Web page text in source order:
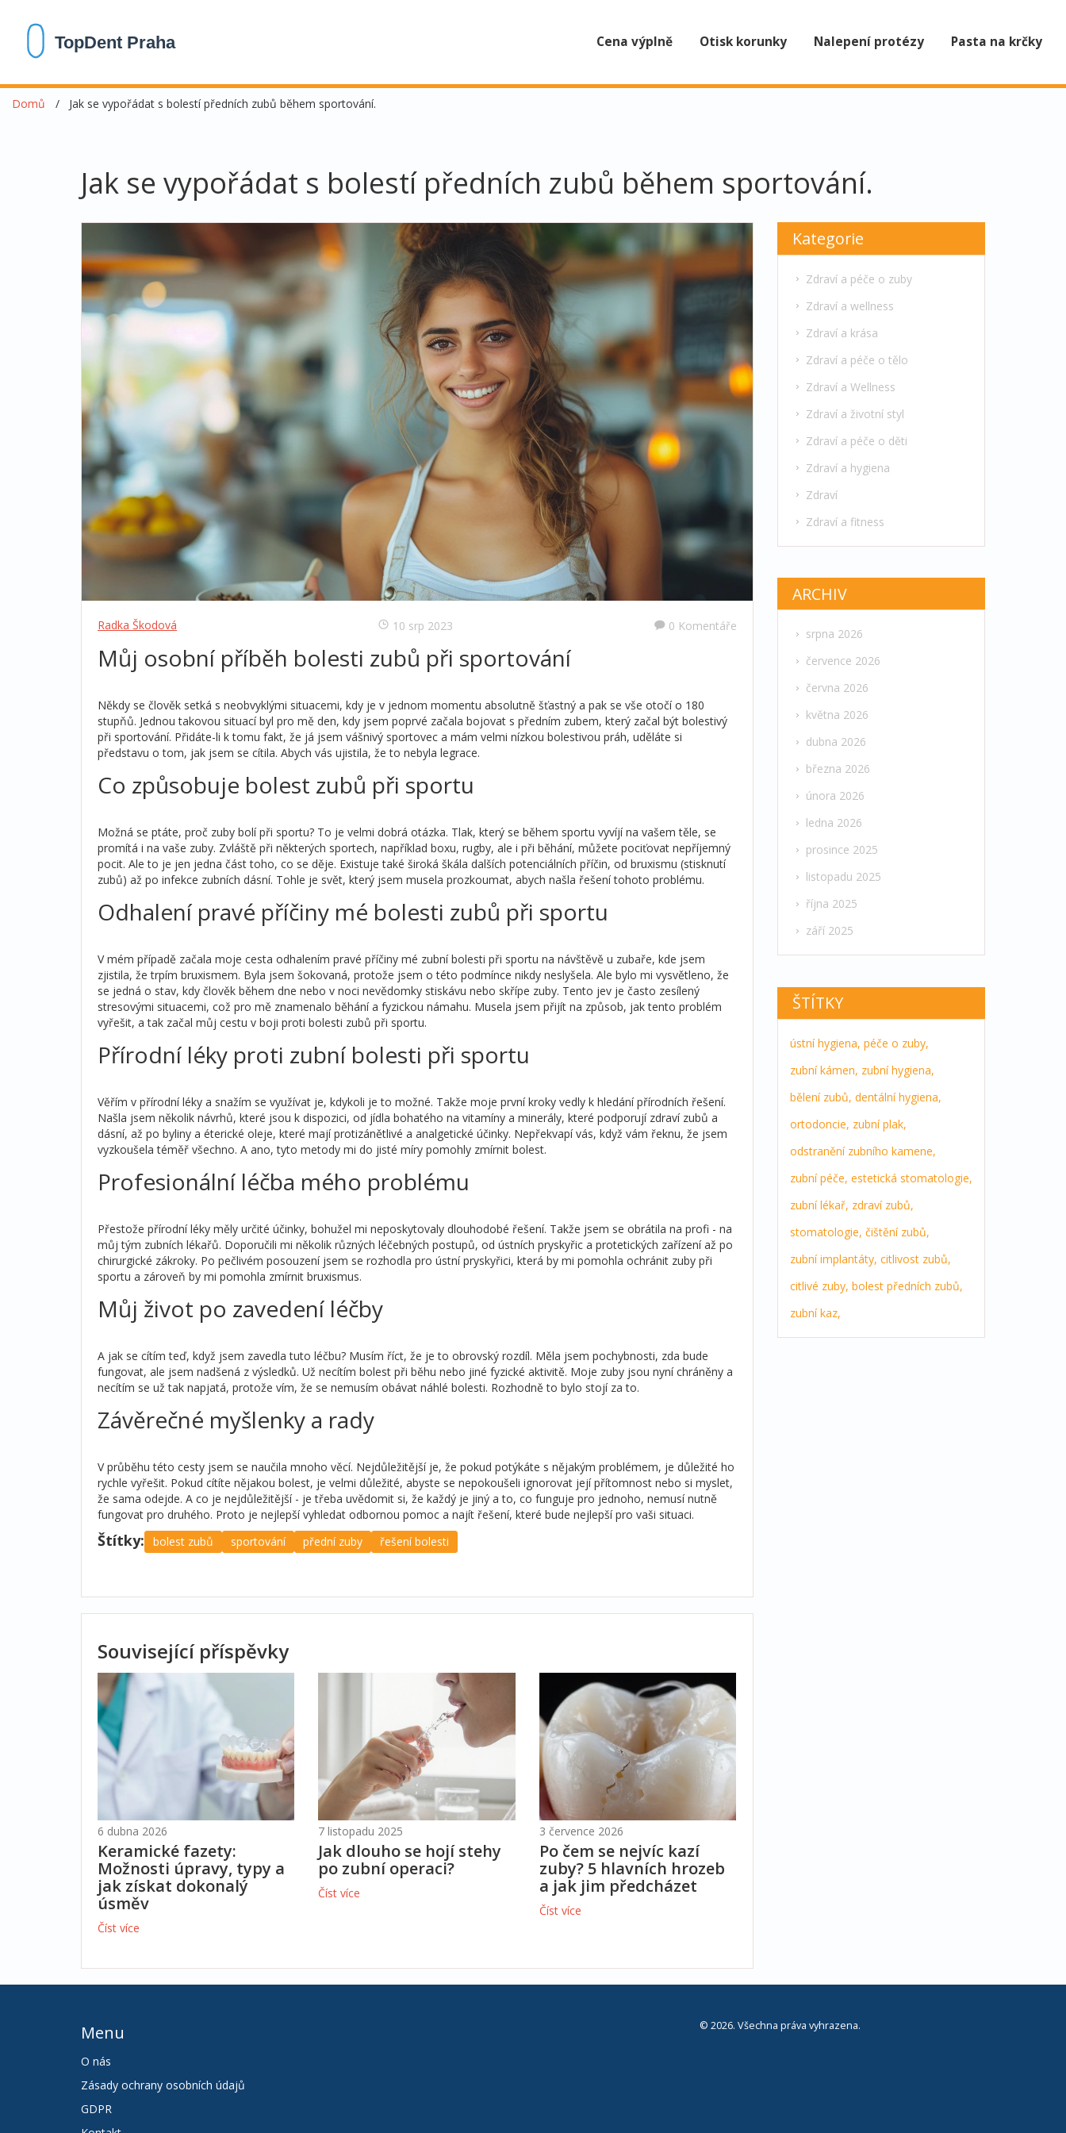
Cena výplně Otisk korunky Nalepení protézy Pasta na krčky
Domů Jak se vypořádat s bolestí předních zubů během sportování.
Jak se vypořádat s bolestí předních zubů během sportování.
Radka Škodová 10 srp 2023 0 Komentáře
Můj osobní příběh bolesti zubů při sportování
Někdy se člověk setká s neobvyklými situacemi, kdy je v jednom momentu absolutně šťastný a pak se vše otočí o 180
stupňů. Jednou takovou situací byl pro mě den, kdy jsem poprvé začala bojovat s předním zubem, který začal být bolestivý
při sportování. Přidáte-li k tomu fakt, že já jsem vášnivý sportovec a mám velmi nízkou bolestivou práh, uděláte si
představu o tom, jak jsem se cítila. Abych vás ujistila, že to nebyla legrace.
Co způsobuje bolest zubů při sportu
Možná se ptáte, proč zuby bolí při sportu? To je velmi dobrá otázka. Tlak, který se během sportu vyvíjí na vašem těle, se
promítá i na vaše zuby. Zvláště při některých sportech, například boxu, rugby, ale i při běhání, můžete pociťovat nepříjemný
pocit. Ale to je jen jedna část toho, co se děje. Existuje také široká škála dalších potenciálních příčin, od bruxismu (stisknutí
zubů) až po infekce zubních dásní. Tohle je svět, který jsem musela prozkoumat, abych našla řešení tohoto problému.
Odhalení pravé příčiny mé bolesti zubů při sportu
V mém případě začala moje cesta odhalením pravé příčiny mé zubní bolesti při sportu na návštěvě u zubaře, kde jsem
zjistila, že trpím bruxismem. Byla jsem šokovaná, protože jsem o této podmínce nikdy neslyšela. Ale bylo mi vysvětleno, že
se jedná o stav, kdy člověk během dne nebo v noci nevědomky stiskávu nebo skřípe zuby. Tento jev je často zesílený
stresovými situacemi, což pro mě znamenalo běhání a fyzickou námahu. Musela jsem přijít na způsob, jak tento problém
vyřešit, a tak začal můj cestu v boji proti bolesti zubů při sportu.
Přírodní léky proti zubní bolesti při sportu
Věřím v přírodní léky a snažím se využívat je, kdykoli je to možné. Takže moje první kroky vedly k hledání přírodních řešení.
Našla jsem několik návrhů, které jsou k dispozici, od jídla bohatého na vitamíny a minerály, které podporují zdraví zubů a
dásní, až po byliny a éterické oleje, které mají protizánětlivé a analgetické účinky. Nepřekvapí vás, když vám řeknu, že jsem
vyzkoušela téměř všechno. A ano, tyto metody mi do jisté míry pomohly zmírnit bolest.
Profesionální léčba mého problému
Přestože přírodní léky měly určité účinky, bohužel mi neposkytovaly dlouhodobé řešení. Takže jsem se obrátila na profi - na
můj tým zubních lékařů. Doporučili mi několik různých léčebných postupů, od ústních pryskyřic a protetických zařízení až po
chirurgické zákroky. Po pečlivém posouzení jsem se rozhodla pro ústní pryskyřici, která by mi pomohla ochránit zuby při
sportu a zároveň by mi pomohla zmírnit bruxismus.
Můj život po zavedení léčby
A jak se cítím teď, když jsem zavedla tuto léčbu? Musím říct, že je to obrovský rozdíl. Měla jsem pochybnosti, zda bude
fungovat, ale jsem nadšená z výsledků. Už necítím bolest při běhu nebo jiné fyzické aktivitě. Moje zuby jsou nyní chráněny a
necítím se už tak napjatá, protože vím, že se nemusím obávat náhlé bolesti. Rozhodně to bylo stojí za to.
Závěrečné myšlenky a rady
V průběhu této cesty jsem se naučila mnoho věcí. Nejdůležitější je, že pokud potýkáte s nějakým problémem, je důležité ho
rychle vyřešit. Pokud cítíte nějakou bolest, je velmi důležité, abyste se nepokoušeli ignorovat její přítomnost nebo si myslet,
že sama odejde. A co je nejdůležitější - je třeba uvědomit si, že každý je jiný a to, co funguje pro jednoho, nemusí nutně
fungovat pro druhého. Proto je nejlepší vyhledat odbornou pomoc a najít řešení, které bude nejlepší pro vaši situaci.
Štítky: bolest zubů sportování přední zuby řešení bolesti
Související příspěvky
6 dubna 2026
Keramické fazety:
Možnosti úpravy, typy a
jak získat dokonalý
úsměv
Číst více
7 listopadu 2025
Jak dlouho se hojí stehy
po zubní operaci?
Číst více
3 července 2026
Po čem se nejvíc kazí
zuby? 5 hlavních hrozeb
a jak jim předcházet
Číst více
Kategorie
Zdraví a péče o zuby
Zdraví a wellness
Zdraví a krása
Zdraví a péče o tělo
Zdraví a Wellness
Zdraví a životní styl
Zdraví a péče o děti
Zdraví a hygiena
Zdraví
Zdraví a fitness
ARCHIV
srpna 2026
července 2026
června 2026
května 2026
dubna 2026
března 2026
února 2026
ledna 2026
prosince 2025
listopadu 2025
října 2025
září 2025
ŠTÍTKY
ústní hygiena, péče o zuby,
zubní kámen, zubní hygiena,
bělení zubů, dentální hygiena,
ortodoncie, zubní plak,
odstranění zubního kamene,
zubní péče, estetická stomatologie,
zubní lékař, zdraví zubů,
stomatologie, čištění zubů,
zubní implantáty, citlivost zubů,
citlivé zuby, bolest předních zubů,
zubní kaz,
Menu
O nás
Zásady ochrany osobních údajů
GDPR
© 2026. Všechna práva vyhrazena.